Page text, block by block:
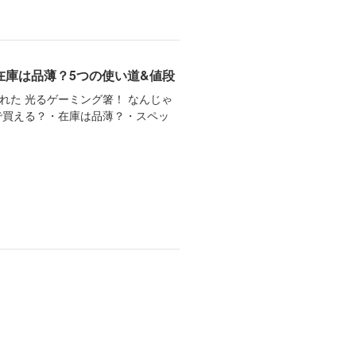
は品薄？5つの使い道&値段
た 光るゲーミング箸！ なんじゃ
える？・在庫は品薄？・スペッ